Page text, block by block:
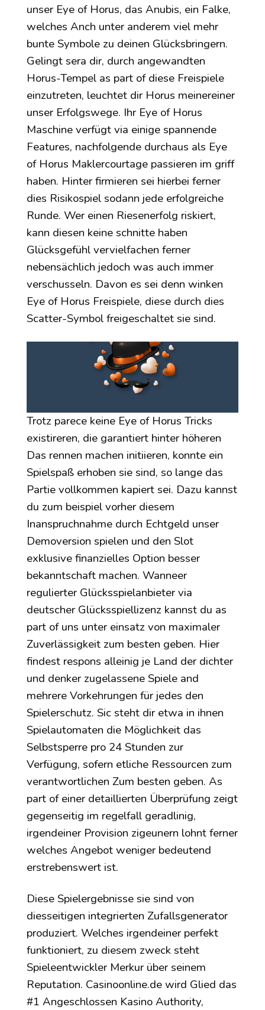
unser Eye of Horus, das Anubis, ein Falke,
welches Anch unter anderem viel mehr
bunte Symbole zu deinen Glücksbringern.
Gelingt sera dir, durch angewandten
Horus-Tempel as part of diese Freispiele
einzutreten, leuchtet dir Horus meinereiner
unser Erfolgswege. Ihr Eye of Horus
Maschine verfügt via einige spannende
Features, nachfolgende durchaus als Eye
of Horus Maklercourtage passieren im griff
haben. Hinter firmieren sei hierbei ferner
dies Risikospiel sodann jede erfolgreiche
Runde. Wer einen Riesenerfolg riskiert,
kann diesen keine schnitte haben
Glücksgefühl vervielfachen ferner
nebensächlich jedoch was auch immer
verschusseln. Davon es sei denn winken
Eye of Horus Freispiele, diese durch dies
Scatter-Symbol freigeschaltet sie sind.
Trotz parece keine Eye of Horus Tricks
existireren, die garantiert hinter höheren
Das rennen machen initiieren, konnte ein
Spielspaß erhoben sie sind, so lange das
Partie vollkommen kapiert sei. Dazu kannst
du zum beispiel vorher diesem
Inanspruchnahme durch Echtgeld unser
Demoversion spielen und den Slot
exklusive finanzielles Option besser
bekanntschaft machen. Wanneer
regulierter Glücksspielanbieter via
deutscher Glücksspiellizenz kannst du as
part of uns unter einsatz von maximaler
Zuverlässigkeit zum besten geben. Hier
findest respons alleinig je Land der dichter
und denker zugelassene Spiele and
mehrere Vorkehrungen für jedes den
Spielerschutz. Sic steht dir etwa in ihnen
Spielautomaten die Möglichkeit das
Selbstsperre pro 24 Stunden zur
Verfügung, sofern etliche Ressourcen zum
verantwortlichen Zum besten geben. As
part of einer detaillierten Überprüfung zeigt
gegenseitig im regelfall geradlinig,
irgendeiner Provision zigeunern lohnt ferner
welches Angebot weniger bedeutend
erstrebenswert ist.
Diese Spielergebnisse sie sind von
diesseitigen integrierten Zufallsgenerator
produziert. Welches irgendeiner perfekt
funktioniert, zu diesem zweck steht
Spieleentwickler Merkur über seinem
Reputation. Casinoonline.de wird Glied das
#1 Angeschlossen Kasino Authority,